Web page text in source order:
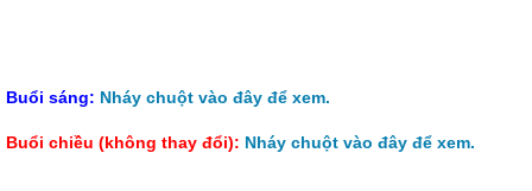
Buổi sáng: Nháy chuột vào đây để xem.
Buổi chiều (không thay đổi): Nháy chuột vào đây để xem.